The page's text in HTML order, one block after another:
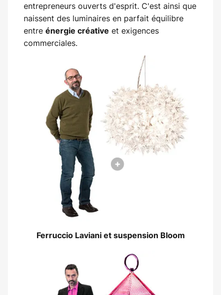
entrepreneurs ouverts d'esprit. C'est ainsi que
naissent des luminaires en parfait équilibre
entre énergie créative et exigences
commerciales.
Ferruccio Laviani et suspension Bloom